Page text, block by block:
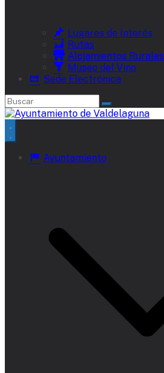
Lugares de Interés
Rutas
Alojamientos Rurales
Museo del Vino
Sede Electrónica
Ayuntamiento